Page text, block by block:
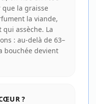
que la graisse
la viande,
qui assèche. La
: au-delà de 63–
bouchée devient
?